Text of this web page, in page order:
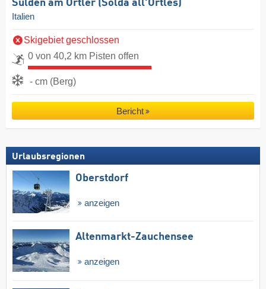
Sulden am Ortler (Solda all'Ortles)
Italien
Skigebiet geschlossen
0 von 40,2 km Pisten offen
- cm (Berg)
Bericht
Urlaubsregionen
Oberstdorf
anzeigen
Altenmarkt-Zauchensee
anzeigen